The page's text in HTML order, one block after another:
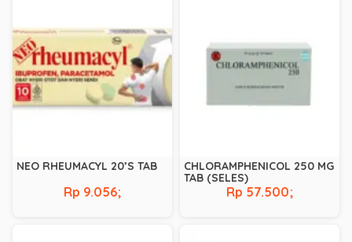
NEO RHEUMACYL 20’S TAB
Rp 9.056;
CHLORAMPHENICOL 250 MG
TAB (SELES)
Rp 57.500;